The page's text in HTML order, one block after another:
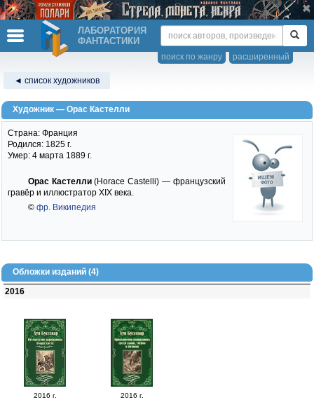
ЛАБОРАТОРИЯ
ФАНТАСТИКИ
расширенный
поиск по жанру
◄ список художников
Художник — Орас Кастелли
Страна: Франция
Родился: 1825 г.
Умер: 4 марта 1889 г.
Орас Кастелли(Horace Castelli) — французский
гравёр и иллюстратор XIX века.
© фр. Википедия
Обложки изданий (4)
2016
2016 г. 2016 г.